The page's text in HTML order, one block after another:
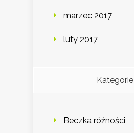
marzec 2017
luty 2017
Kategorie
Beczka różności